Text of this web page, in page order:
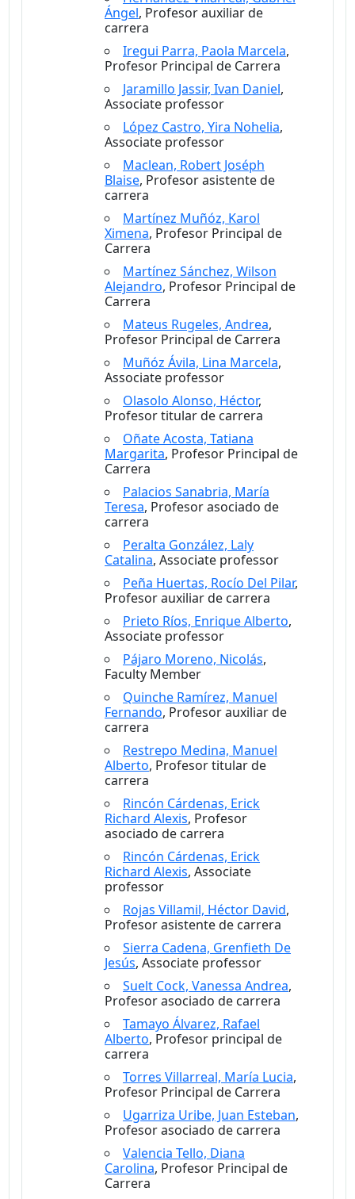
Ángel, Profesor auxiliar de
carrera
Iregui Parra, Paola Marcela,
Profesor Principal de Carrera
Jaramillo Jassir, Ivan Daniel,
Associate professor
López Castro, Yira Nohelia,
Associate professor
Maclean, Robert Joséph
Blaise, Profesor asistente de
carrera
Martínez Muñóz, Karol
Ximena, Profesor Principal de
Carrera
Martínez Sánchez, Wilson
Alejandro, Profesor Principal de
Carrera
Mateus Rugeles, Andrea,
Profesor Principal de Carrera
Muñóz Ávila, Lina Marcela,
Associate professor
Olasolo Alonso, Héctor,
Profesor titular de carrera
Oñate Acosta, Tatiana
Margarita, Profesor Principal de
Carrera
Palacios Sanabria, María
Teresa, Profesor asociado de
carrera
Peralta González, Laly
Catalina, Associate professor
Peña Huertas, Rocío Del Pilar,
Profesor auxiliar de carrera
Prieto Ríos, Enrique Alberto,
Associate professor
Pájaro Moreno, Nicolás,
Faculty Member
Quinche Ramírez, Manuel
Fernando, Profesor auxiliar de
carrera
Restrepo Medina, Manuel
Alberto, Profesor titular de
carrera
Rincón Cárdenas, Erick
Richard Alexis, Profesor
asociado de carrera
Rincón Cárdenas, Erick
Richard Alexis, Associate
professor
Rojas Villamil, Héctor David,
Profesor asistente de carrera
Sierra Cadena, Grenfieth De
Jesús, Associate professor
Suelt Cock, Vanessa Andrea,
Profesor asociado de carrera
Tamayo Álvarez, Rafael
Alberto, Profesor principal de
carrera
Torres Villarreal, María Lucia,
Profesor Principal de Carrera
Ugarriza Uribe, Juan Esteban,
Profesor asociado de carrera
Valencia Tello, Diana
Carolina, Profesor Principal de
Carrera